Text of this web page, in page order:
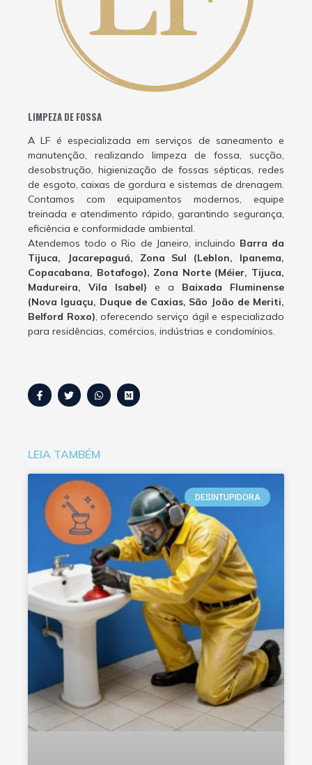
LIMPEZA DE FOSSA
A LF é especializada em serviços de saneamento e
manutenção, realizando limpeza de fossa, sucção,
desobstrução, higienização de fossas sépticas, redes
de esgoto, caixas de gordura e sistemas de drenagem.
Contamos com equipamentos modernos, equipe
treinada e atendimento rápido, garantindo segurança,
eficiência e conformidade ambiental.
Atendemos todo o Rio de Janeiro, incluindo Barra da
Tijuca, Jacarepaguá, Zona Sul (Leblon, Ipanema,
Copacabana, Botafogo), Zona Norte (Méier, Tijuca,
Madureira, Vila Isabel) e a Baixada Fluminense
(Nova Iguaçu, Duque de Caxias, São João de Meriti,
Belford Roxo), oferecendo serviço ágil e especializado
para residências, comércios, indústrias e condomínios.
LEIA TAMBÉM
DESINTUPIDORA